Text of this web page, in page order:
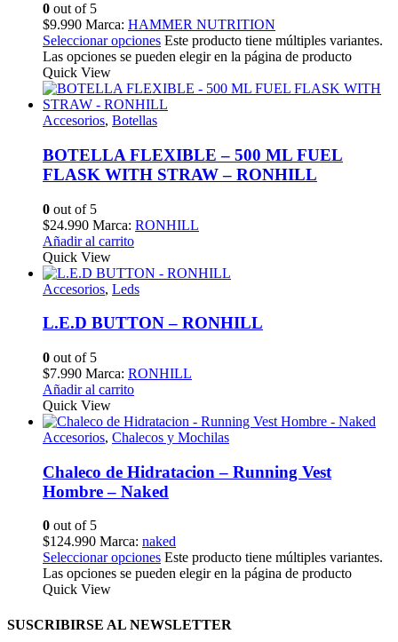
0 out of 5
$9.990 Marca: HAMMER NUTRITION
Seleccionar opciones Este producto tiene múltiples variantes.
Las opciones se pueden elegir en la página de producto
Quick View
Accesorios, Botellas
BOTELLA FLEXIBLE – 500 ML FUEL
FLASK WITH STRAW – RONHILL
0 out of 5
$24.990 Marca: RONHILL
Añadir al carrito
Quick View
Accesorios, Leds
L.E.D BUTTON – RONHILL
0 out of 5
$7.990 Marca: RONHILL
Añadir al carrito
Quick View
Accesorios, Chalecos y Mochilas
Chaleco de Hidratacion – Running Vest
Hombre – Naked
0 out of 5
$124.990 Marca: naked
Seleccionar opciones Este producto tiene múltiples variantes.
Las opciones se pueden elegir en la página de producto
Quick View
SUSCRIBIRSE AL NEWSLETTER